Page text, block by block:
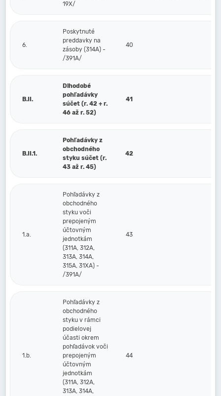
19X/
6.
Poskytnuté
preddavky na
zásoby (314A) -
/391A/
40
B.II.
Dlhodobé
pohľadávky
súčet (r. 42 + r.
46 až r. 52)
41
B.II.1.
Pohľadávky z
obchodného
styku súčet (r.
43 až r. 45)
42
1.a.
Pohľadávky z
obchodného
styku voči
prepojeným
účtovným
jednotkám
(311A, 312A,
313A, 314A,
315A, 31XA) -
/391A/
43
1.b.
Pohľadávky z
obchodného
styku v rámci
podielovej
účasti okrem
pohľadávok voči
prepojeným
účtovným
jednotkám
(311A, 312A,
313A, 314A,
44